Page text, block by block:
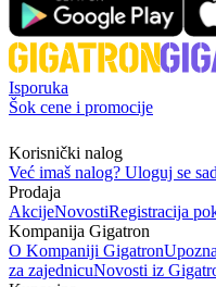
Isporuka
Šok cene i promocije
Korisnički nalog
Već imaš nalog? Uloguj se
Prodaja
AkcijeNovostiRegistracija
Kompanija Gigatron
O Kompaniji Gigatron
za zajednicuNovosti iz